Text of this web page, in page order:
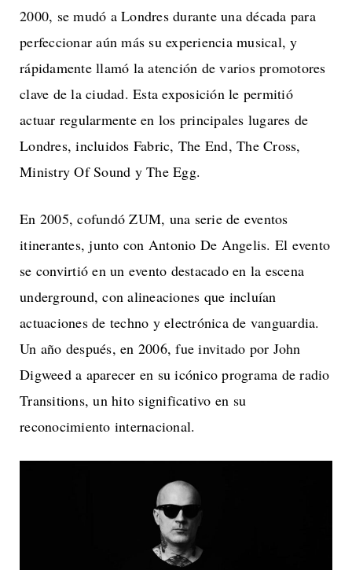
2000, se mudó a Londres durante una década para
perfeccionar aún más su experiencia musical, y
rápidamente llamó la atención de varios promotores
clave de la ciudad. Esta exposición le permitió
actuar regularmente en los principales lugares de
Londres, incluidos Fabric, The End, The Cross,
Ministry Of Sound y The Egg.
En 2005, cofundó ZUM, una serie de eventos
itinerantes, junto con Antonio De Angelis. El evento
se convirtió en un evento destacado en la escena
underground, con alineaciones que incluían
actuaciones de techno y electrónica de vanguardia.
Un año después, en 2006, fue invitado por John
Digweed a aparecer en su icónico programa de radio
Transitions, un hito significativo en su
reconocimiento internacional.